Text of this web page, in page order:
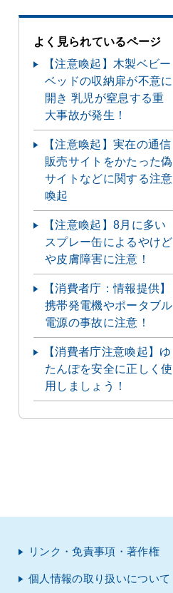
よく見られているページ
【注意喚起】木製ベビー
ベッドの収納扉が不意に
開き 乳児が窒息する重
大事故が発生！
【注意喚起】実在の通信
販売サイトをかたった偽
サイトなどに関する注意
喚起
【注意喚起】8月に多い
スプレー缶によるやけど
や皮膚障害に注意！
【消費者庁：情報提供】
携帯発電機やポータブル
電源の事故に注意！
【消費者庁注意喚起】ゆ
たんぽを安全に正しく使
用しましょう！
リンク・免責事項・著作権
個人情報の取り扱いについて